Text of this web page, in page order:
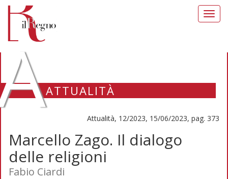
ATTUALITÀ
Attualità, 12/2023, 15/06/2023, pag. 373
Marcello Zago. Il dialogo
delle religioni
Fabio Ciardi